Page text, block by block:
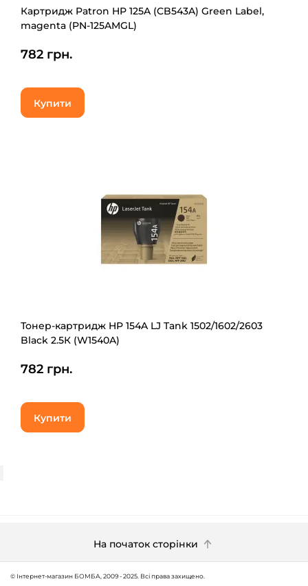
Картридж Patron HP 125A (CB543A) Green Label,
magenta (PN-125AMGL)
782 грн.
Купити
Тонер-картридж HP 154A LJ Tank 1502/1602/2603
Black 2.5К (W1540A)
782 грн.
Купити
На початок сторінки
© Інтернет-магазин БОМБА, 2009 - 2025. Всі права захищено.